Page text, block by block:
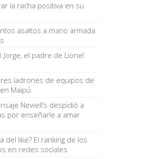
la racha positiva en su
asaltos a mano armada
el padre de Lionel
ladrones de equipos de
Maipú
Newell’s despidió a
por enseñarle a amar
del like? El ranking de los
en redes sociales